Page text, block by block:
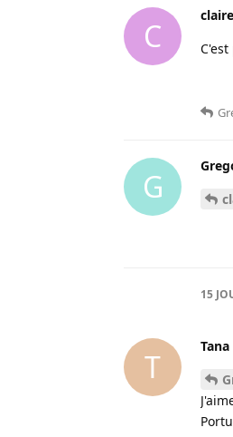
C
G
15
T
Tana